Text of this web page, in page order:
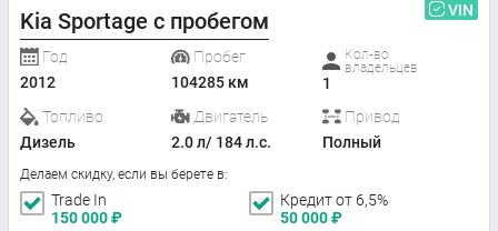
Kia Sportage с пробегом VIN
Год
2012
Пробег
104285 км
Кол-во
владельцев
1
Топливо
Дизель
Двигатель
2.0 л/ 184 л.с.
Привод
Полный
Делаем скидку, если вы берете в:
Trade In
150 000₽
Кредит от 6,5%
50 000₽